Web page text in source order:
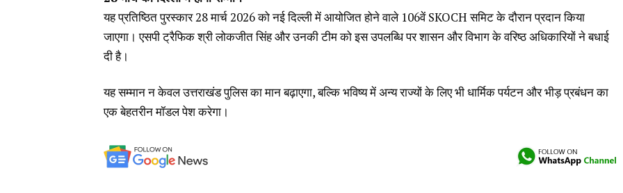
यह प्रतिष्ठित पुरस्कार 28 मार्च 2026 को नई दिल्ली में आयोजित होने वाले 106वें SKOCH समिट के दौरान प्रदान किया
जाएगा। एसपी ट्रैफिक श्री लोकजीत सिंह और उनकी टीम को इस उपलब्धि पर शासन और विभाग के वरिष्ठ अधिकारियों ने बधाई
दी है।
यह सम्मान न केवल उत्तराखंड पुलिस का मान बढ़ाएगा, बल्कि भविष्य में अन्य राज्यों के लिए भी धार्मिक पर्यटन और भीड़ प्रबंधन का
एक बेहतरीन मॉडल पेश करेगा।